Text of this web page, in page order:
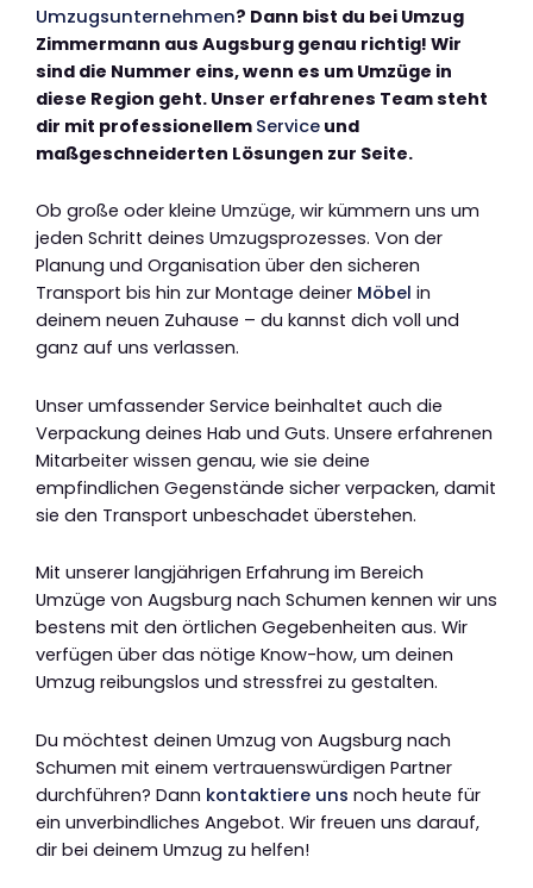
Umzugsunternehmen? Dann bist du bei Umzug
Zimmermann aus Augsburg genau richtig! Wir
sind die Nummer eins, wenn es um Umzüge in
diese Region geht. Unser erfahrenes Team steht
dir mit professionellem Service und
maßgeschneiderten Lösungen zur Seite.
Ob große oder kleine Umzüge, wir kümmern uns um
jeden Schritt deines Umzugsprozesses. Von der
Planung und Organisation über den sicheren
Transport bis hin zur Montage deiner Möbel in
deinem neuen Zuhause – du kannst dich voll und
ganz auf uns verlassen.
Unser umfassender Service beinhaltet auch die
Verpackung deines Hab und Guts. Unsere erfahrenen
Mitarbeiter wissen genau, wie sie deine
empfindlichen Gegenstände sicher verpacken, damit
sie den Transport unbeschadet überstehen.
Mit unserer langjährigen Erfahrung im Bereich
Umzüge von Augsburg nach Schumen kennen wir uns
bestens mit den örtlichen Gegebenheiten aus. Wir
verfügen über das nötige Know-how, um deinen
Umzug reibungslos und stressfrei zu gestalten.
Du möchtest deinen Umzug von Augsburg nach
Schumen mit einem vertrauenswürdigen Partner
durchführen? Dann kontaktiere uns noch heute für
ein unverbindliches Angebot. Wir freuen uns darauf,
dir bei deinem Umzug zu helfen!